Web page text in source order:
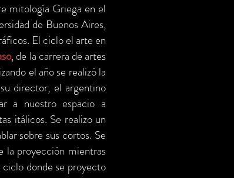
mitología Griega en el
de Buenos Aires,
El ciclo el arte en
, de la carrera de artes
el año se realizó la
director, el argentino
a nuestro espacio a
itálicos. Se realizo un
sobre sus cortos. Se
la proyección mientras
donde se proyecto